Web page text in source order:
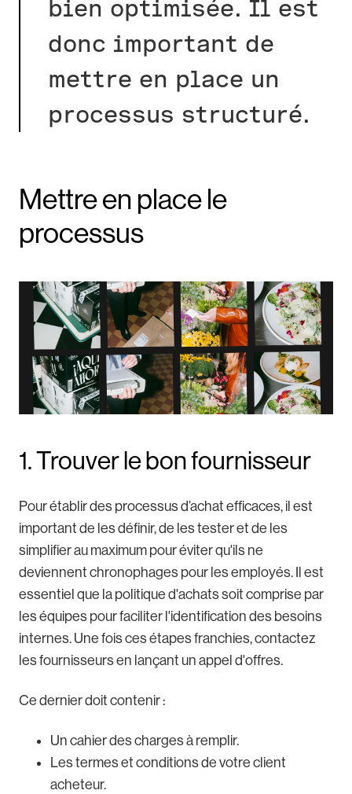
bien optimisée. Il est
donc important de
mettre en place un
processus structuré.
Mettre en place le
processus
1. Trouver le bon fournisseur
Pour établir des processus d’achat efficaces, il est
important de les définir, de les tester et de les
simplifier au maximum pour éviter qu'ils ne
deviennent chronophages pour les employés. Il est
essentiel que la politique d'achats soit comprise par
les équipes pour faciliter l'identification des besoins
internes. Une fois ces étapes franchies, contactez
les fournisseurs en lançant un appel d'offres.
Ce dernier doit contenir :
Un cahier des charges à remplir.
Les termes et conditions de votre client
acheteur.